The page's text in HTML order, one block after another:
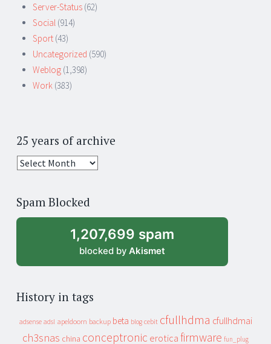
Server-Status (62)
Social (914)
Sport (43)
Uncategorized (590)
Weblog (1,398)
Work (383)
25 years of archive
25
archive
Spam Blocked
1,207,699 spam
blocked by Akismet
History in tags
adsense adsl apeldoorn backup beta blog cebit cfullhdma cfullhdmai
ch3snas china conceptronic erotica firmware fun_plug